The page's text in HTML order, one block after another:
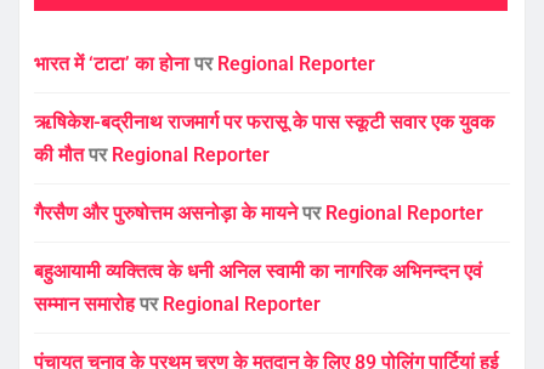
भारत में ‘टाटा’ का होनापर Regional Reporter
ऋषिकेश-बद्रीनाथ राजमार्ग पर फरासू के पास स्कूटी सवार एक युवक
की मौतपर Regional Reporter
गैरसैण और पुरुषोत्तम असनोड़ा के मायनेपर Regional Reporter
बहुआयामी व्यक्तित्व के धनी अनिल स्वामी का नागरिक अभिनन्दन एवं
सम्मान समारोहपर Regional Reporter
पंचायत चुनाव के प्रथम चरण के मतदान के लिए 89 पोलिंग पार्टियां हुई